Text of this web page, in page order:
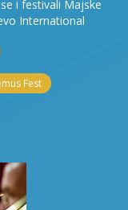
i festivali Majske
International
Fest